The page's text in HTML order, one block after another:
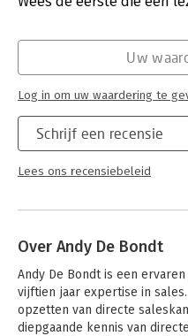
Schrijf een recensie
Lees ons recensiebeleid
Uw
Log in om uw waardering te
Over Andy De Bondt
Andy De Bondt is een
vijftien jaar expertise in
opzetten van directe
diepgaande kennis van